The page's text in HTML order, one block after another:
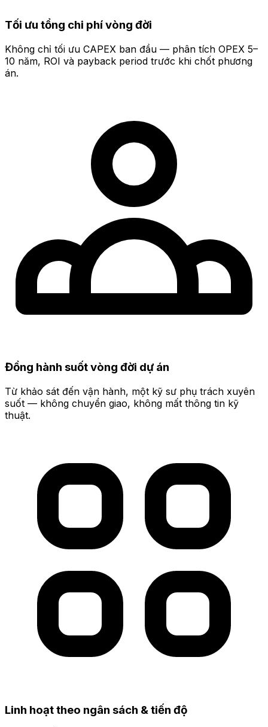
Tối ưu tổng chi phí vòng đời
Không chỉ tối ưu CAPEX ban đầu — phân tích OPEX 5–
10 năm, ROI và payback period trước khi chốt phương
án.
Đồng hành suốt vòng đời dự án
Từ khảo sát đến vận hành, một kỹ sư phụ trách xuyên
suốt — không chuyển giao, không mất thông tin kỹ
thuật.
Linh hoạt theo ngân sách & tiến độ